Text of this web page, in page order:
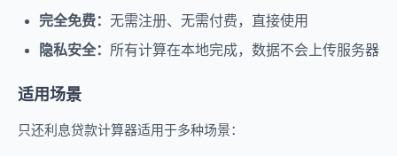
完全免费： 无需注册、无需付费，直接使用
隐私安全： 所有计算在本地完成，数据不会上传服务器
适用场景
只还利息贷款计算器适用于多种场景：